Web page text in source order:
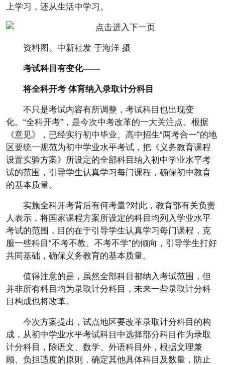
上学习，还从生活中学习。
资料图。中新社发 于海洋 摄
考试科目有变化——
将全科开考 体育纳入录取计分科目
不只是考试内容有所调整，考试科目也出现变
化。“全科开考”，是今次中考改革的一大关注点。根据
《意见》，已经实行初中毕业、高中招生“两考合一”的地
区要统一规范为初中学业水平考试，把《义务教育课程
设置实验方案》所设定的全部科目纳入初中学业水平考
试的范围，引导学生认真学习每门课程，确保初中教育
的基本质量。
实施全科开考背后有何考量?对此，教育部有关负责
人表示，将国家课程方案所设定的科目均列入学业水平
考试的范围，目的在于引导学生认真学习每门课程，克
服一些科目“不考不教、不考不学”的倾向，引导学生打好
共同基础，确保义务教育的基本质量。
值得注意的是，虽然全部科目都纳入考试范围，但
并非所有科目均为录取计分科目，未来一些录取计分科
目构成也将改革。
今次方案提出，试点地区要改革录取计分科目的构
成，从初中学业水平考试科目中选择部分科目作为录取
计分科目，除语文、数学、外语科目外，根据文理兼
顾、负担适度的原则，确定其他具体科目及数量，防止